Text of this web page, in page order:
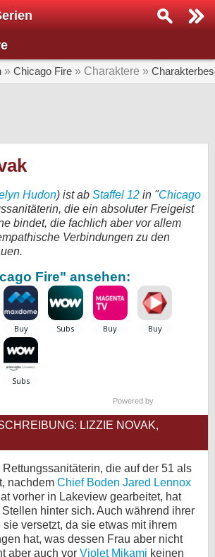
» Chicago Fire » Charaktere »
Hudon) ist ab Staffel 12 in "Chicago
die ein absoluter Freigeist
bindet, die fachlich aber vor allem
Verbindungen zu den
Fire" ansehen:
Powered by
LIZZIE NOVAK,
die auf der 51 als
nachdem Chief Boden Jared Lennox
vorher in Lakeview gearbeitet, hat
hinter sich. Auch während ihrer
versetzt, da sie etwas mit ihrem
hat, was dessen Frau aber nicht
aber auch vor Violet Mikami keinen
Serie suchen...
SERIEN
KULTUR
Specials
Gewinnspiele
Forum
Kontakt
Datenschutz
Cookie-Einstellungen
Impressum